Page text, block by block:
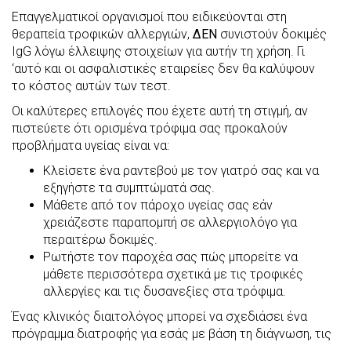
Επαγγελματικοί οργανισμοί που ειδικεύονται στη
θεραπεία τροφικών αλλεργιών, ΔΕΝ συνιστούν δοκιμές
IgG λόγω έλλειψης στοιχείων για αυτήν τη χρήση. Γι
‘αυτό και οι ασφαλιστικές εταιρείες δεν θα καλύψουν
το κόστος αυτών των τεστ.
Οι καλύτερες επιλογές που έχετε αυτή τη στιγμή, αν
πιστεύετε ότι ορισμένα τρόφιμα σας προκαλούν
προβλήματα υγείας είναι να:
Κλείσετε ένα ραντεβού με τον γιατρό σας και να
εξηγήστε τα συμπτώματά σας.
Μάθετε από τον πάροχο υγείας σας εάν
χρειάζεστε παραπομπή σε αλλεργιολόγο για
περαιτέρω δοκιμές.
Ρωτήστε τον παροχέα σας πώς μπορείτε να
μάθετε περισσότερα σχετικά με τις τροφικές
αλλεργίες και τις δυσανεξίες στα τρόφιμα.
Ένας κλινικός διαιτολόγος μπορεί να σχεδιάσει ένα
πρόγραμμα διατροφής για εσάς με βάση τη διάγνωση, τις